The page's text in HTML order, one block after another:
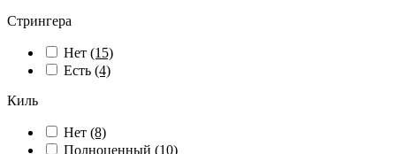
Стрингера
Нет (15)
Есть (4)
Киль
Нет (8)
Полноценный (10)